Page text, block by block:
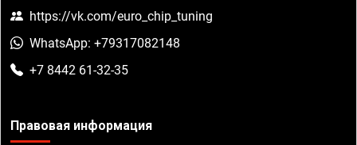
https://vk.com/euro_chip_tuning
WhatsApp: +79317082148
+7 8442 61-32-35
Правовая информация